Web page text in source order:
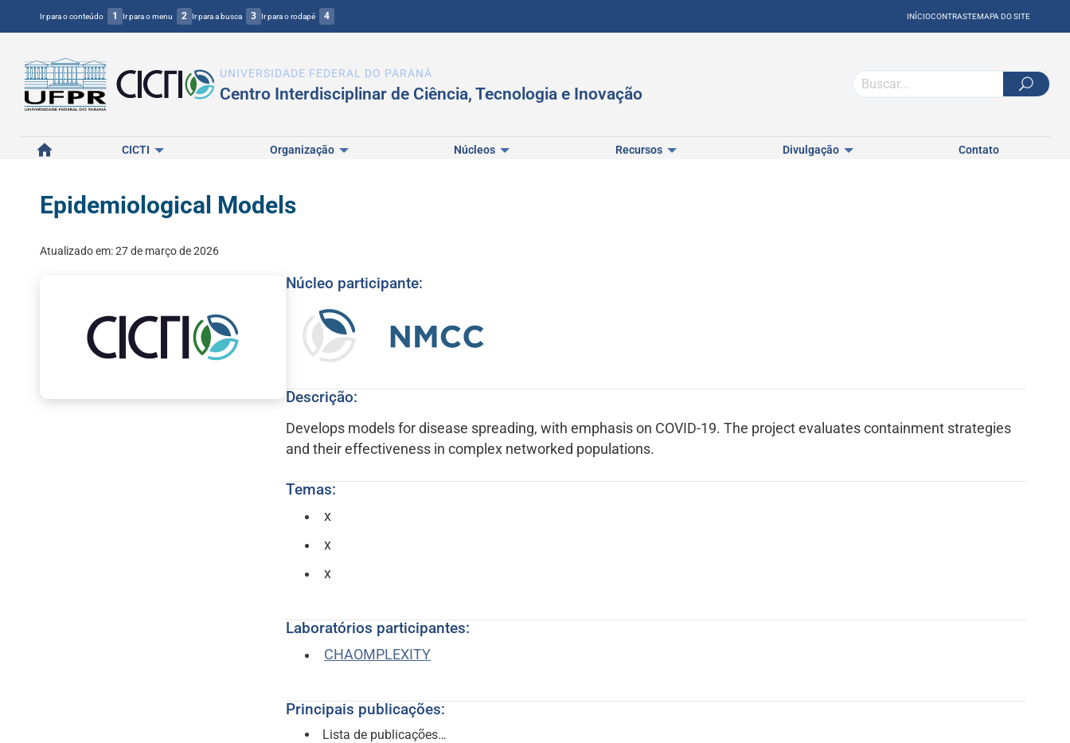
Ir para o conteúdo 1 Ir para o menu 2 Ir para a busca 3 Ir para o rodapé 4 INÍCIOCONTRASTEMAPA DO SITE
UNIVERSIDADE FEDERAL DO PARANÁ
Centro Interdisciplinar de Ciência, Tecnologia e Inovação
Home CICTI Organização Núcleos Recursos Divulgação Contato
Epidemiological Models
Atualizado em:27 de março de 2026
Núcleo participante:
Descrição:
Develops models for disease spreading, with emphasis on COVID-19. The project evaluates containment strategies
and their effectiveness in complex networked populations.
Temas:
x
x
x
Laboratórios participantes:
CHAOMPLEXITY
Principais publicações:
Lista de publicações…